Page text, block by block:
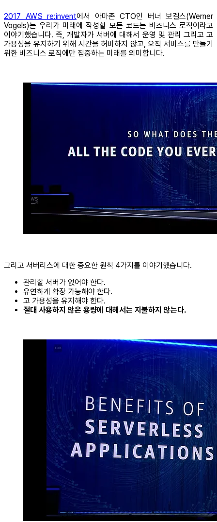
2017 AWS re:invent에서 아마존 CTO인 버너 보겔스(Werner
Vogels)는 우리가 미래에 작성할 모든 코드는 비즈니스 로직이라고
이야기했습니다. 즉, 개발자가 서버에 대해서 운영 및 관리 그리고 고
가용성을 유지하기 위해 시간을 허비하지 않고, 오직 서비스를 만들기
위한 비즈니스 로직에만 집중하는 미래를 의미합니다.
그리고 서버리스에 대한 중요한 원칙 4가지를 이야기했습니다.
관리할 서버가 없어야 한다.
유연하게 확장 가능해야 한다.
고 가용성을 유지해야 한다.
절대 사용하지 않은 용량에 대해서는 지불하지 않는다.